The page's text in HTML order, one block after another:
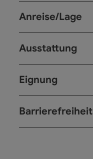
Anreise/Lage
Ausstattung
Eignung
Barrierefreiheit